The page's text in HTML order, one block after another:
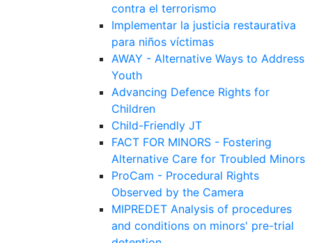
contra el terrorismo
Implementar la justicia restaurativa
para niños víctimas
AWAY - Alternative Ways to Address
Youth
Advancing Defence Rights for
Children
Child-Friendly JT
FACT FOR MINORS - Fostering
Alternative Care for Troubled Minors
ProCam - Procedural Rights
Observed by the Camera
MIPREDET Analysis of procedures
and conditions on minors' pre-trial